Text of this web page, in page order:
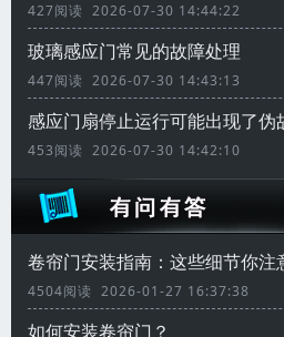
427阅读 2026-07-30 14:44:22
玻璃感应门常见的故障处理
447阅读 2026-07-30 14:43:13
感应门扇停止运行可能出现了伪
453阅读 2026-07-30 14:42:10
卷帘门安装指南：这些细节你注
4504阅读 2026-01-27 16:37:38
如何安装卷帘门？